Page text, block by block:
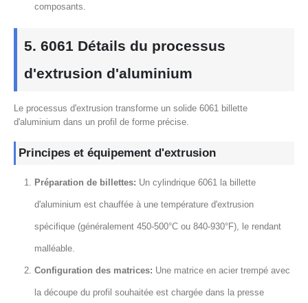
composants.
5. 6061 Détails du processus
d'extrusion d'aluminium
Le processus d'extrusion transforme un solide 6061 billette
d'aluminium dans un profil de forme précise.
Principes et équipement d'extrusion
Préparation de billettes: Un cylindrique 6061 la billette
d'aluminium est chauffée à une température d'extrusion
spécifique (généralement 450-500°C ou 840-930°F), le rendant
malléable.
Configuration des matrices: Une matrice en acier trempé avec
la découpe du profil souhaitée est chargée dans la presse